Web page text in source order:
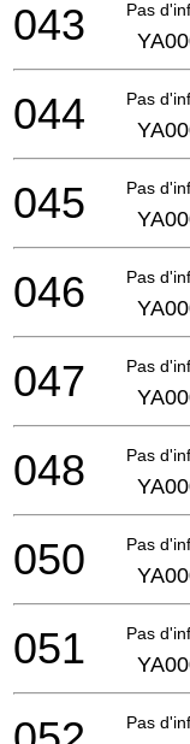
Pas
043
Pas
044
Pas
045
Pas
046
Pas
047
Pas
048
Pas
050
Pas
051
Pas